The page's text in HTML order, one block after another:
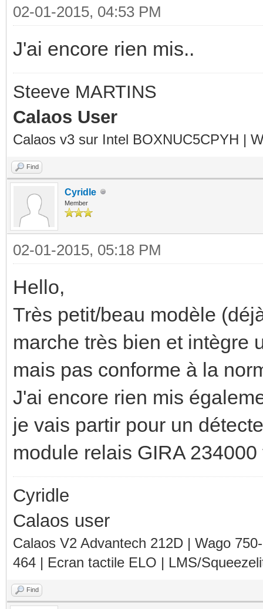
02-01-2015, 04:53 PM
J'ai encore rien mis..
Steeve MARTINS
Calaos User
Calaos v3 sur Intel BOXNUC5CPYH |
Find
Cyridle
Member
02-01-2015, 05:18 PM
Hello,
Très petit/beau modèle
marche très bien et intègre
mais pas conforme à la
J'ai encore rien mis
je vais partir pour un
module relais GIRA
Cyridle
Calaos user
Calaos V2 Advantech 212D | Wago
464 | Ecran tactile ELO | LMS/
Find